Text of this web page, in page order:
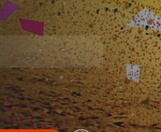
gegenüber dem Originalpreis